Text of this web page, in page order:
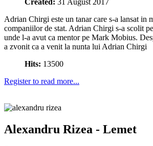
Created: 31 August 2017
Adrian Chirgi este un tanar care s-a lansat in
companiilor de stat. Adrian Chirgi s-a scolit
unde l-a avut ca mentor pe Mark Mobius.
a zvonit ca a venit la nunta lui Adrian Chirgi
Hits: 13500
Register to read more...
Alexandru Rizea - Lemet